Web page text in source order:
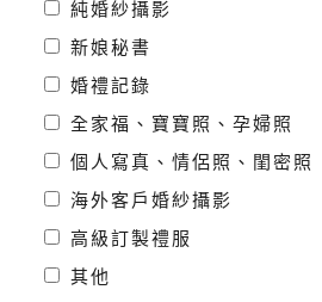
純婚紗攝影
新娘秘書
婚禮記錄
全家福、寶寶照、孕婦照
個人寫真、情侶照、閨密照
海外客戶婚紗攝影
高級訂製禮服
其他